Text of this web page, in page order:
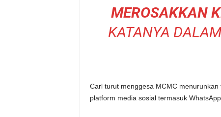
MEROSAKKAN
KATANYA
Carl turut menggesa MCMC
platform media sosial termasuk